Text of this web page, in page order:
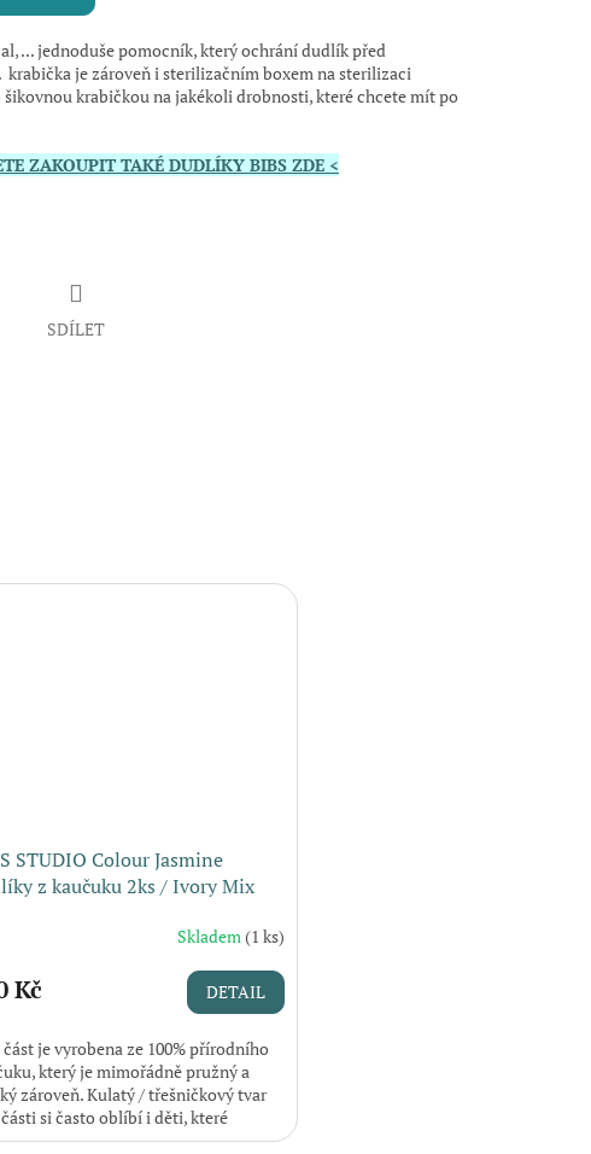
... jednoduše pomocník, který ochrání dudlík před
je zároveň i sterilizačním boxem na sterilizaci
krabičkou na jakékoli drobnosti, které chcete mít po
ZAKOUPIT TAKÉ DUDLÍKY BIBS ZDE <
SDÍLET
STUDIO Colour Jasmine
z kaučuku 2ks / Ivory Mix
Skladem(1 ks)
Kč DETAIL
část je vyrobena ze 100% přírodního
který je mimořádně pružný a
zároveň. Kulatý / třešničkový tvar
si často oblíbí i děti, které